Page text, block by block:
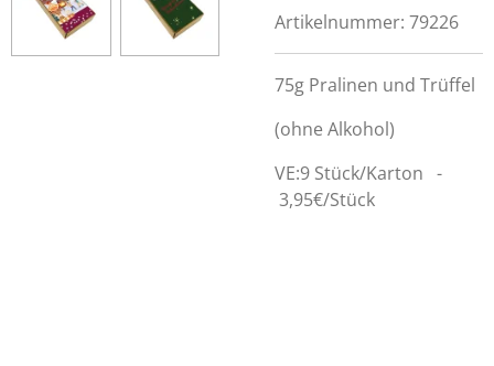
Artikelnummer: 79226
75g Pralinen und Trüffel
(ohne Alkohol)
VE:9 Stück/Karton -
3,95€/Stück